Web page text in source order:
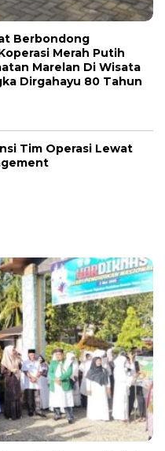
Berbondong
Merah Putih
Marelan Di Wisata
Dirgahayu 80 Tahun
Tim Operasi Lewat